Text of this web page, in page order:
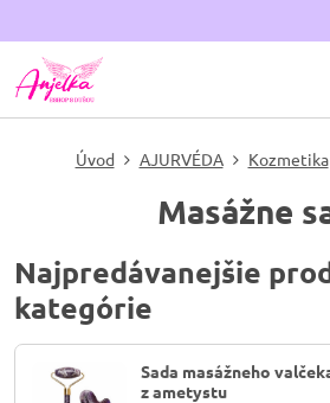
Úvod AJURVÉDA Kozmetika
Masážne
Najpredávanejšie
kategórie
Sada masážneho
z ametystu